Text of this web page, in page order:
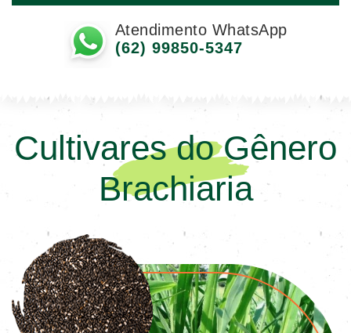
Atendimento WhatsApp
(62) 99850-5347
Cultivares do Gênero
Brachiaria